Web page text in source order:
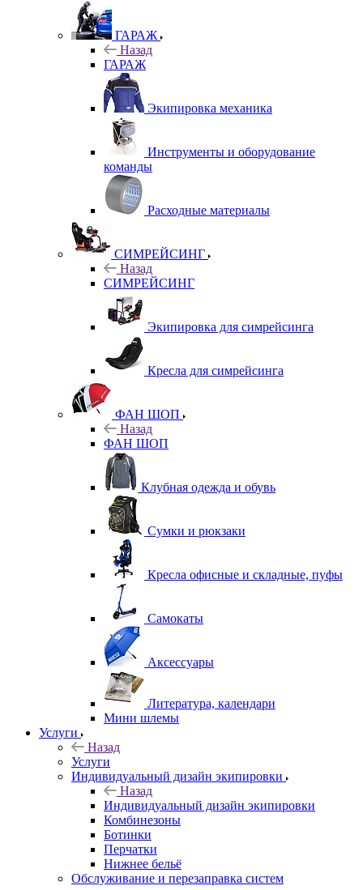
ГАРАЖ
Назад
ГАРАЖ
Экипировка механика
Инструменты и оборудование
команды
Расходные материалы
СИМРЕЙСИНГ
Назад
СИМРЕЙСИНГ
Экипировка для симрейсинга
Кресла для симрейсинга
ФАН ШОП
Назад
ФАН ШОП
Клубная одежда и обувь
Сумки и рюкзаки
Кресла офисные и складные, пуфы
Самокаты
Аксессуары
Литература, календари
Мини шлемы
Услуги
Назад
Услуги
Индивидуальный дизайн экипировки
Назад
Индивидуальный дизайн экипировки
Комбинезоны
Ботинки
Перчатки
Нижнее бельё
Обслуживание и перезаправка систем